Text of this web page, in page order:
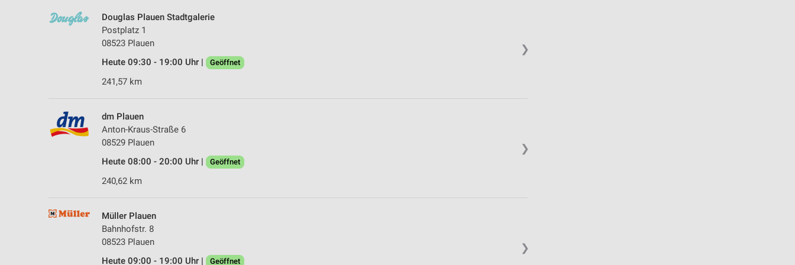
❯
Douglas Plauen Stadtgalerie
Postplatz 1
08523 Plauen
Heute 09:30 - 19:00 Uhr |
Geöffnet
241,57 km
❯
dm Plauen
Anton-Kraus-Straße 6
08529 Plauen
Heute 08:00 - 20:00 Uhr |
Geöffnet
240,62 km
❯
Müller Plauen
Bahnhofstr. 8
08523 Plauen
Heute 09:00 - 19:00 Uhr |
Geöffnet